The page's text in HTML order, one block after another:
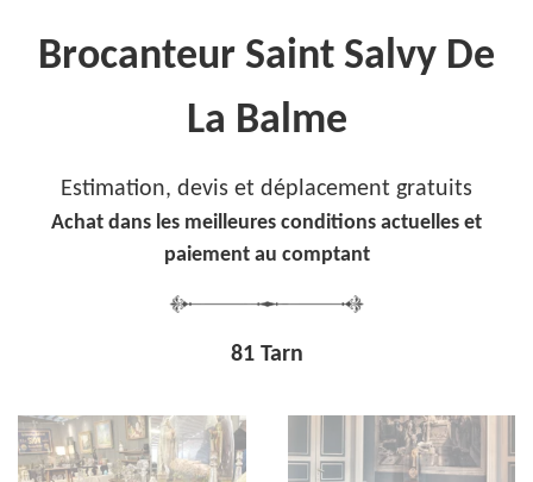
Brocanteur Saint Salvy De
La Balme
Estimation, devis et déplacement gratuits
Achat dans les meilleures conditions actuelles et
paiement au comptant
81 Tarn